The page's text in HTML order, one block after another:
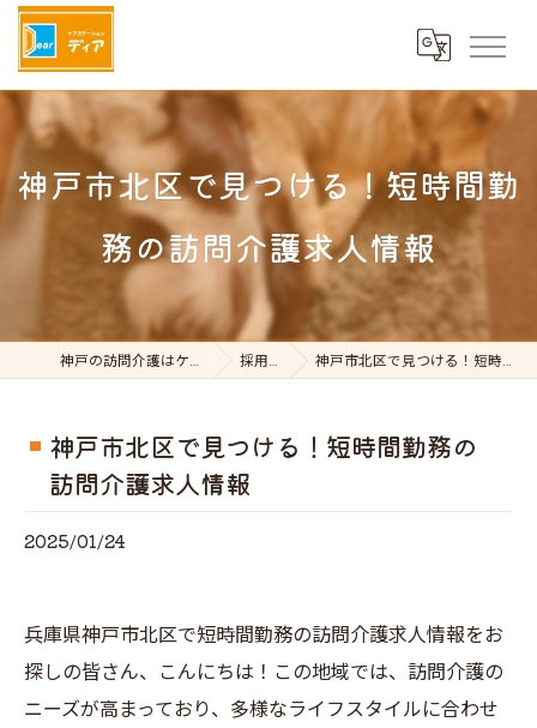
神戸市北区で見つける！短時間勤
務の訪問介護求人情報
神戸の訪問介護はケアステーションDear 採用ブログ 神戸市北区で見つける！短時間勤務の訪問介護求人情報
神戸市北区で見つける！短時間勤務の
訪問介護求人情報
2025/01/24
兵庫県神戸市北区で短時間勤務の訪問介護求人情報をお
探しの皆さん、こんにちは！この地域では、訪問介護の
ニーズが高まっており、多様なライフスタイルに合わせ